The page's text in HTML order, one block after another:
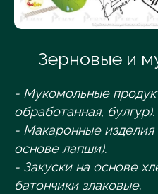
Зерновые и
- Мукомольные
обработанная, булгур).
- Макаронные
основе лапши).
- Закуски на основе
батончики злаковые.